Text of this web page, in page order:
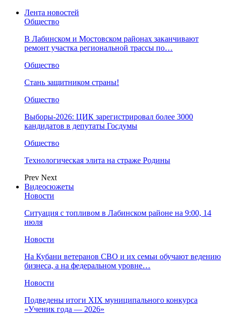
Лента новостей
Общество
В Лабинском и Мостовском районах заканчивают
ремонт участка региональной трассы по…
Общество
Стань защитником страны!
Общество
Выборы-2026: ЦИК зарегистрировал более 3000
кандидатов в депутаты Госдумы
Общество
Технологическая элита на страже Родины
Prev Next
Видеосюжеты
Новости
Ситуация с топливом в Лабинском районе на 9:00, 14
июля
Новости
На Кубани ветеранов СВО и их семьи обучают ведению
бизнеса, а на федеральном уровне…
Новости
Подведены итоги XIX муниципального конкурса
«Ученик года — 2026»